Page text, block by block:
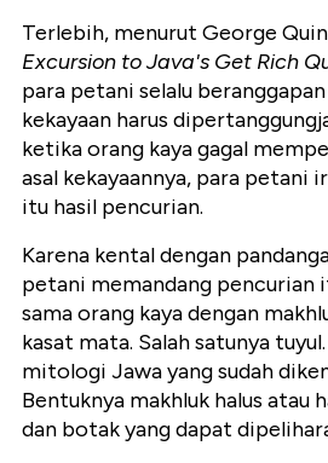
Terlebih, menurut George
Excursion to Java's Get Rich
para petani selalu
kekayaan harus
ketika orang kaya gagal
asal kekayaannya, para petani
itu hasil pencurian.
Karena kental dengan
petani memandang pencurian
sama orang kaya dengan
kasat mata. Salah satunya
mitologi Jawa yang sudah
Bentuknya makhluk halus atau
dan botak yang dapat